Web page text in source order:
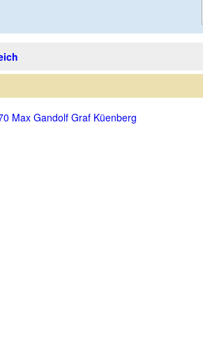
Max Gandolf Graf Küenberg